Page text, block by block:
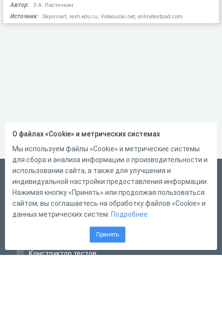
Автор: Э.А. Ласточкин
Источник: Skysmart, resh.edu.ru, Videouroki.net, onlinetestpad.com
Русский
Справка
Форма обратной связи
Конструктор тестов
О файлах «Cookie» и метрических системах
Мы используем файлы «Cookie» и метрические системы
для сбора и анализа информации о производительности и
использовании сайта, а также для улучшения и
индивидуальной настройки предоставления информации.
Нажимая кнопку «Принять» или продолжая пользоваться
сайтом, вы соглашаетесь на обработку файлов «Cookie» и
данных метрических систем. Подробнее
Принять